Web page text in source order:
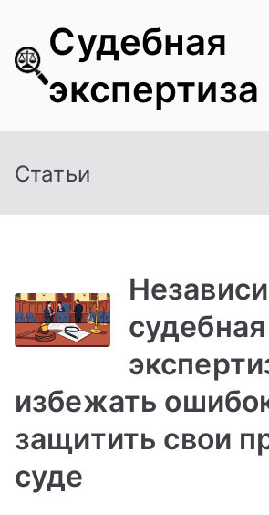
содержимомуСудебная
экспертиза
Статьи
судебная
избежать
защитить свои
суде